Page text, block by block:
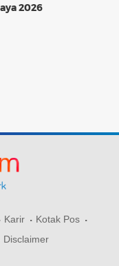
2026
Karir
Kotak Pos
Disclaimer